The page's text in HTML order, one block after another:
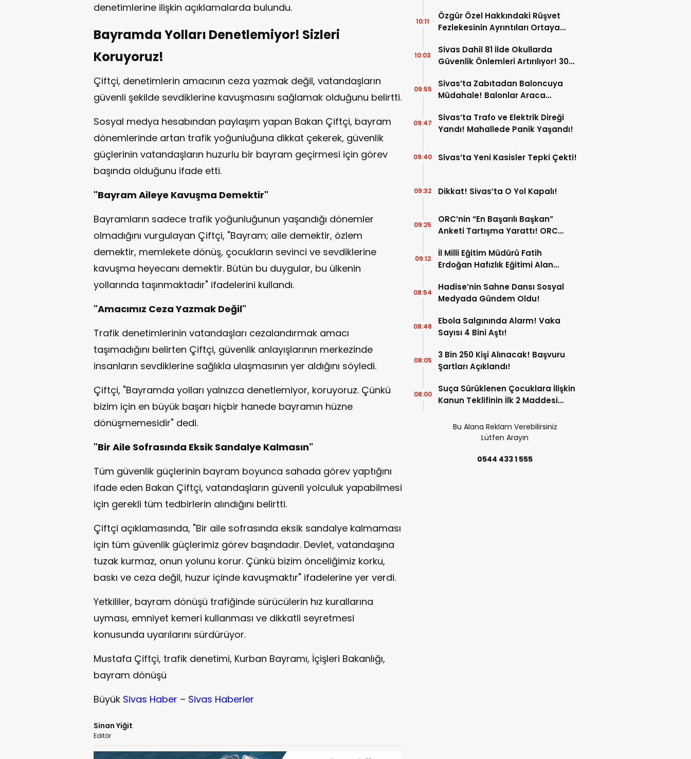
denetimlerine ilişkin açıklamalarda bulundu.
Bayramda Yolları Denetlemiyor! Sizleri
Koruyoruz!
Çiftçi, denetimlerin amacının ceza yazmak değil, vatandaşların
güvenli şekilde sevdiklerine kavuşmasını sağlamak olduğunu belirtti.
Sosyal medya hesabından paylaşım yapan Bakan Çiftçi, bayram
dönemlerinde artan trafik yoğunluğuna dikkat çekerek, güvenlik
güçlerinin vatandaşların huzurlu bir bayram geçirmesi için görev
başında olduğunu ifade etti.
"Bayram Aileye Kavuşma Demektir"
Bayramların sadece trafik yoğunluğunun yaşandığı dönemler
olmadığını vurgulayan Çiftçi, "Bayram; aile demektir, özlem
demektir, memlekete dönüş, çocukların sevinci ve sevdiklerine
kavuşma heyecanı demektir. Bütün bu duygular, bu ülkenin
yollarında taşınmaktadır" ifadelerini kullandı.
"Amacımız Ceza Yazmak Değil"
Trafik denetimlerinin vatandaşları cezalandırmak amacı
taşımadığını belirten Çiftçi, güvenlik anlayışlarının merkezinde
insanların sevdiklerine sağlıkla ulaşmasının yer aldığını söyledi.
Çiftçi, "Bayramda yolları yalnızca denetlemiyor, koruyoruz. Çünkü
bizim için en büyük başarı hiçbir hanede bayramın hüzne
dönüşmemesidir" dedi.
"Bir Aile Sofrasında Eksik Sandalye Kalmasın"
Tüm güvenlik güçlerinin bayram boyunca sahada görev yaptığını
ifade eden Bakan Çiftçi, vatandaşların güvenli yolculuk yapabilmesi
için gerekli tüm tedbirlerin alındığını belirtti.
Çiftçi açıklamasında, "Bir aile sofrasında eksik sandalye kalmaması
için tüm güvenlik güçlerimiz görev başındadır. Devlet, vatandaşına
tuzak kurmaz, onun yolunu korur. Çünkü bizim önceliğimiz korku,
baskı ve ceza değil, huzur içinde kavuşmaktır" ifadelerine yer verdi.
Yetkililer, bayram dönüşü trafiğinde sürücülerin hız kurallarına
uyması, emniyet kemeri kullanması ve dikkatli seyretmesi
konusunda uyarılarını sürdürüyor.
Mustafa Çiftçi, trafik denetimi, Kurban Bayramı, İçişleri Bakanlığı,
bayram dönüşü
Büyük Sivas Haber – Sivas Haberler
Sinan Yiğit
Editör
Özgür Özel Hakkındaki Rüşvet
Fezlekesinin Ayrıntıları Ortaya
10:11
Sivas Dahil 81 İlde Okullarda
Güvenlik Önlemleri Artırılıyor! 30
10:03
Sivas’ta Zabıtadan Baloncuya
Müdahale! Balonlar Araca
09:55
Sivas’ta Trafo ve Elektrik Direği
Yandı! Mahallede Panik Yaşandı!
09:47
Sivas’ta Yeni Kasisler Tepki Çekti!
09:40
Dikkat! Sivas’ta O Yol Kapalı!
09:32
ORC’nin “En Başarılı Başkan”
Anketi Tartışma Yarattı! ORC
09:25
İl Milli Eğitim Müdürü Fatih
Erdoğan Hafızlık Eğitimi Alan
09:12
Hadise’nin Sahne Dansı Sosyal
Medyada Gündem Oldu!
08:54
Ebola Salgınında Alarm! Vaka
Sayısı 4 Bini Aştı!
08:48
3 Bin 250 Kişi Alınacak! Başvuru
Şartları Açıklandı!
08:05
Suça Sürüklenen Çocuklara İlişkin
Kanun Teklifinin İlk 2 Maddesi
08:00
Bu Alana Reklam Verebilirsiniz
Lütfen Arayın
0544 433 1 555